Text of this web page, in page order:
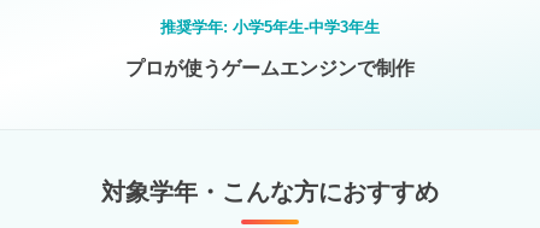
推奨学年: 小学5年生-中学3年生
プロが使うゲームエンジンで制作
対象学年・こんな方におすすめ